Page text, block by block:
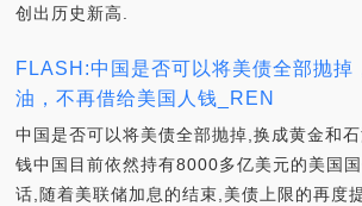
创出历史新高.
FLASH:中国是否可以将美债全部抛掉
油，不再借给美国人钱_REN
中国是否可以将美债全部抛掉,换成黄金和
钱中国目前依然持有8000多亿美元的美国
话,随着美联储加息的结束,美债上限的再度